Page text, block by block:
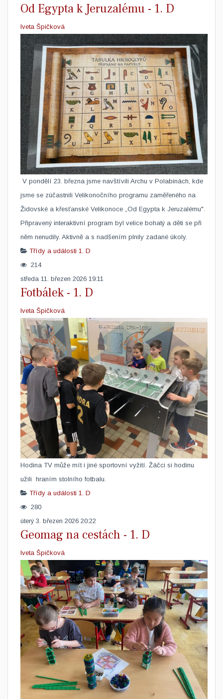
Od Egypta k Jeruzalému - 1. D
Iveta Špičková
​ V pondělí 23. března jsme navštívili Archu v Polabinách, kde
jsme se zúčastnili Velikonočního programu zaměřeného na
Židovské a křesťanské Velikonoce „Od Egypta k Jeruzalému".
Připravený interaktivní program byl velice bohatý a děti se při
něm nenudily. Aktivně a s nadšením plnily zadané úkoly.
Třídy a události 1. D
214
středa 11. březen 2026 19:11
Fotbálek - 1. D
Iveta Špičková
​Hodina TV může mít i jiné sportovní vyžití. Žáčci si hodinu
užili hraním stolního fotbalu.
Třídy a události 1. D
280
úterý 3. březen 2026 20:22
Geomag na cestách - 1. D
Iveta Špičková